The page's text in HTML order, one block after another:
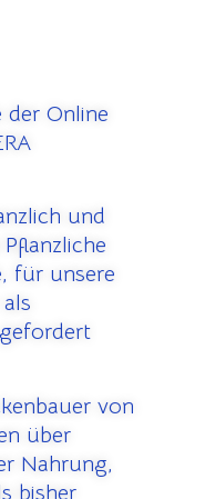
der Online
und
für unsere
von
über
Nahrung,
bisher